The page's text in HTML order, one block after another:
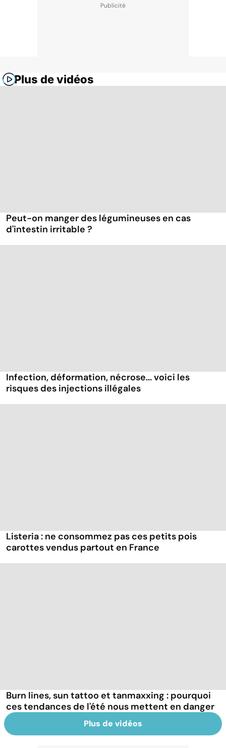
Plus de vidéos
Peut-on manger des légumineuses en cas
d'intestin irritable ?
Infection, déformation, nécrose... voici les
risques des injections illégales
Listeria : ne consommez pas ces petits pois
carottes vendus partout en France
Burn lines, sun tattoo et tanmaxxing : pourquoi
ces tendances de l'été nous mettent en danger
Plus de vidéos